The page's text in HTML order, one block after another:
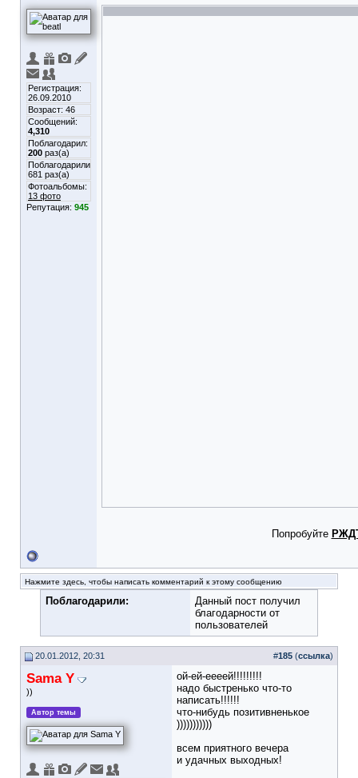
Регистрация:
26.09.2010
Возраст: 46
Сообщений:
4,310
Поблагодарил:
200 раз(а)
Поблагодарили
681 раз(а)
Фотоальбомы:
13 фото
Репутация: 945
Попробуйте
Нажмите здесь, чтобы написать комментарий к этому сообщению
Поблагодарили:
Данный пост получил
благодарности от
пользователей
20.01.2012, 20:31 #185 (ссылка)
Sama Y
))
Автор темы
ой-ей-еееей!!!!!!!!!
надо быстренько что-то
написать!!!!!!
что-нибудь позитивненькое
)))))))))))
всем приятного вечера
и удачных выходных!